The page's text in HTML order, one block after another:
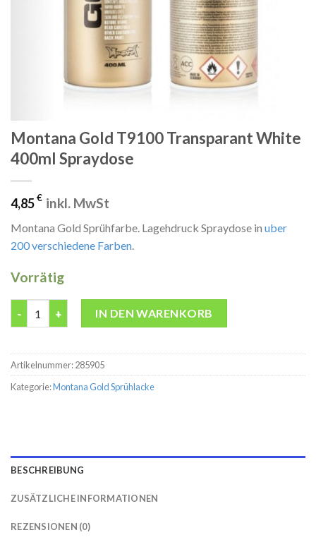
Montana Gold T9100 Transparant White
400ml Spraydose
4,85€ inkl. MwSt
Montana Gold Sprühfarbe. Lagehdruck Spraydose in uber
200 verschiedene Farben.
Vorrätig
IN DEN WARENKORB
Artikelnummer:285905
Kategorie:Montana Gold Sprühlacke
BESCHREIBUNG
ZUSÄTZLICHE INFORMATIONEN
REZENSIONEN (0)